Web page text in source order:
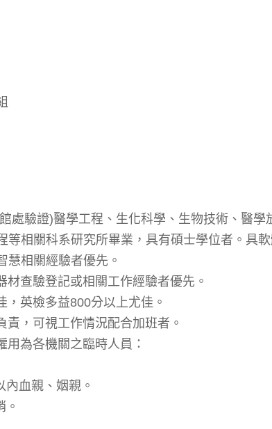
處驗證)醫學工程、生化科學、生物技術、醫學
等相關科系研究所畢業，具有碩士學位者。具
慧相關經驗者優先。
查驗登記或相關工作經驗者優先。
英檢多益800分以上尤佳。
，可視工作情況配合加班者。
為各機關之臨時人員：
血親、姻親。
。